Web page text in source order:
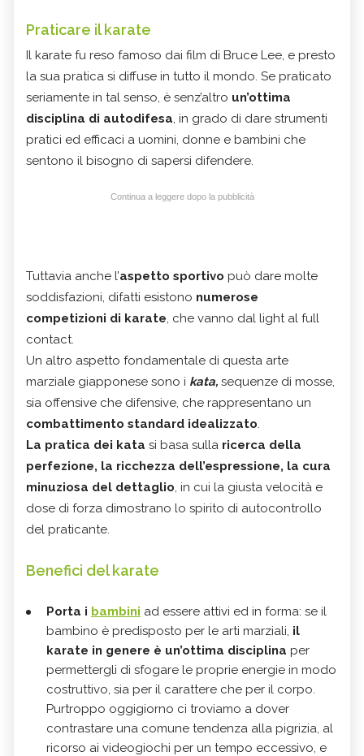
Praticare il karate
Il karate fu reso famoso dai film di Bruce Lee, e presto
la sua pratica si diffuse in tutto il mondo. Se praticato
seriamente in tal senso, è senz’altro un’ottima
disciplina di autodifesa, in grado di dare strumenti
pratici ed efficaci a uomini, donne e bambini che
sentono il bisogno di sapersi difendere.
Continua a leggere dopo la pubblicità
Tuttavia anche l’aspetto sportivo può dare molte
soddisfazioni, difatti esistono numerose
competizioni di karate, che vanno dal light al full
contact.
Un altro aspetto fondamentale di questa arte
marziale giapponese sono i kata, sequenze di mosse,
sia offensive che difensive, che rappresentano un
combattimento standard idealizzato.
La pratica dei kata si basa sulla ricerca della
perfezione, la ricchezza dell’espressione, la cura
minuziosa del dettaglio, in cui la giusta velocità e
dose di forza dimostrano lo spirito di autocontrollo
del praticante.
Benefici del karate
Porta i bambini ad essere attivi ed in forma: se il
bambino è predisposto per le arti marziali, il
karate in genere è un’ottima disciplina per
permettergli di sfogare le proprie energie in modo
costruttivo, sia per il carattere che per il corpo.
Purtroppo oggigiorno ci troviamo a dover
contrastare una comune tendenza alla pigrizia, al
ricorso ai videogiochi per un tempo eccessivo, e